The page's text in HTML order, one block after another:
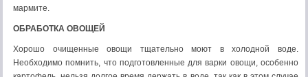
мармите.
ОБРАБОТКА ОВОЩЕЙ
Хорошо очищенные овощи тщательно моют в холодной воде.
Необходимо помнить, что подготовленные для варки овощи, особенно